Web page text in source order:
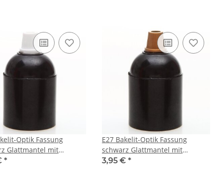
Optik Fassung
Glattmantel mit
Kunststoff weiss
*
E27 Bakelit-Optik Fassung
schwarz Glattmantel mit
Zugentlaster Kunststoff gold
3,95 € *